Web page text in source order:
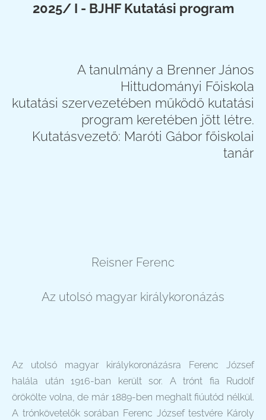
2025/ I - BJHF Kutatási program
A tanulmány a Brenner János
Hittudományi Főiskola
kutatási szervezetében működő kutatási
program keretében jött létre.
Kutatásvezető: Maróti Gábor főiskolai
tanár
Reisner Ferenc
Az utolsó magyar királykoronázás
Az utolsó magyar királykoronázásra Ferenc József
halála után 1916-ban került sor. A trónt fia Rudolf
örökölte volna, de már 1889-ben meghalt fiúutód nélkül.
A trónkövetelők sorában Ferenc József testvére Károly